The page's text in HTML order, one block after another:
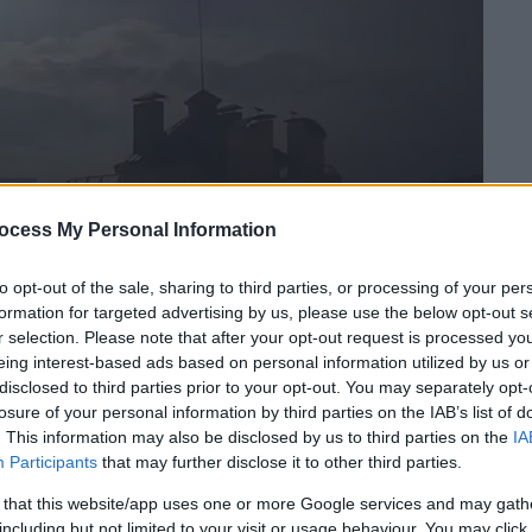
My Personal Information
opt-out of the sale, sharing to third parties, or processing of your
for targeted advertising by us, please use the below opt-out
selection. Please note that after your opt-out request is processed
interest-based ads based on personal information utilized by us
to third parties prior to your opt-out. You may separately
of your personal information by third parties on the IAB’s list of
This information may also be disclosed by us to third parties on the
Participants that may further disclose it to other third parties.
that this website/app uses one or more Google services and may
πάνω από την ουκρανική
περί...εξωγήινων. Αξιωματούχοι
τηςNasa που έπεσε στη Γη, αλλά
διαψεύδει.
τότε, πως η λάμψη